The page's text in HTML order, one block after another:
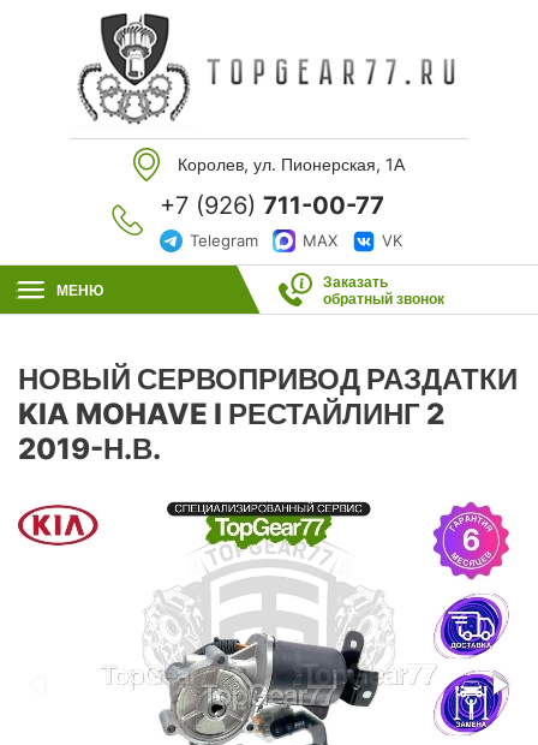
Королев, ул. Пионерская, 1А
+7 (926) 711-00-77
Telegram MAX VK
МЕНЮ
Заказать
обратный звонок
НОВЫЙ СЕРВОПРИВОД РАЗДАТКИ
KIA MOHAVE I РЕСТАЙЛИНГ 2
2019-Н.В.